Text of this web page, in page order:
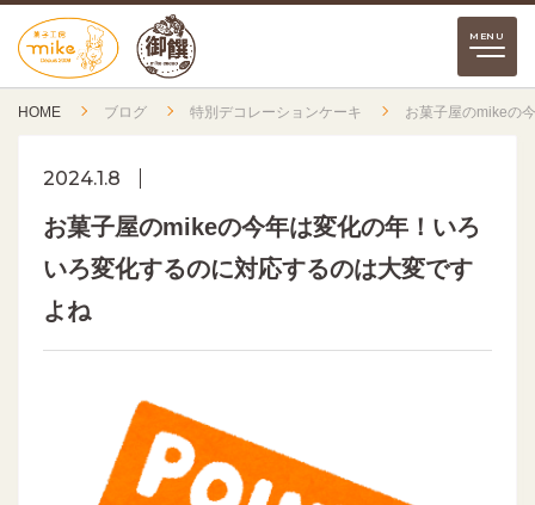
HOME ブログ 特別デコレーションケーキ お菓子屋のmikeの
2024.1.8
お菓子屋のmikeの今年は変化の年！いろ
いろ変化するのに対応するのは大変です
よね